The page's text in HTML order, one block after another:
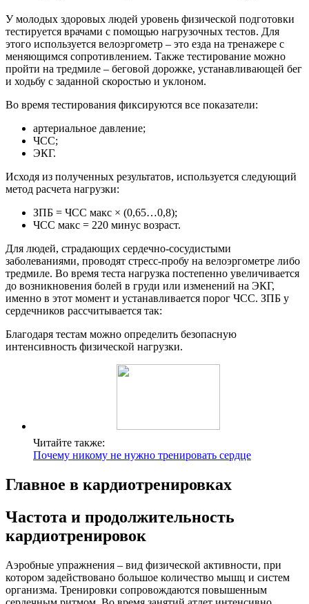
У молодых здоровых людей уровень физической подготовки
тестируется врачами с помощью нагрузочных тестов. Для
этого используется велоэргометр – это езда на тренажере с
меняющимся сопротивлением. Также тестирование можно
пройти на тредмиле – беговой дорожке, устанавливающей бег
и ходьбу с заданной скоростью и уклоном.
Во время тестирования фиксируются все показатели:
артериальное давление;
ЧСС;
ЭКГ.
Исходя из полученных результатов, используется следующий
метод расчета нагрузки:
ЗПБ = ЧСС макс × (0,65…0,8);
ЧСС макс = 220 минус возраст.
Для людей, страдающих сердечно-сосудистыми
заболеваниями, проводят стресс-пробу на велоэргометре либо
тредмиле. Во время теста нагрузка постепенно увеличивается
до возникновения болей в груди или изменений на ЭКГ,
именно в этот момент и устанавливается порог ЧСС. ЗПБ у
сердечников рассчитывается так:
Благодаря тестам можно определить безопасную
интенсивность физической нагрузки.
Читайте также:
Почему никому не нужно тренировать сердце
Главное в кардиотренировках
Частота и продолжительность
кардиотренировок
Аэробные упражнения – вид физической активности, при
котором задействовано большое количество мышц и систем
организма. Тренировки сопровождаются повышенным